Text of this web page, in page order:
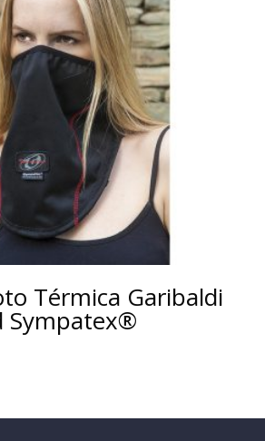
Térmica Garibaldi
Sympatex®